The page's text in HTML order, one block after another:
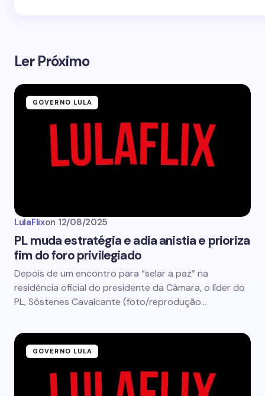
Ler Próximo
GOVERNO LULA
LulaFlixon 12/08/2025
PL muda estratégia e adia anistia e prioriza
fim do foro privilegiado
Depois de um encontro para “selar a paz” na
residência oficial do presidente da Câmara, o líder do
PL, Sóstenes Cavalcante (foto/reprodução…
GOVERNO LULA